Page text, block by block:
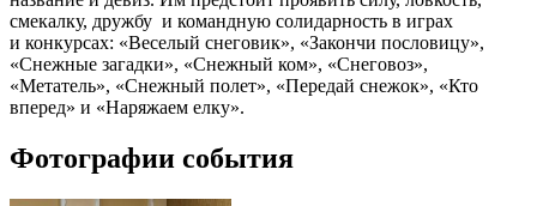
смекалку, дружбу и командную солидарность в играх
и конкурсах: «Веселый снеговик», «Закончи пословицу»,
«Снежные загадки», «Снежный ком», «Снеговоз»,
«Метатель», «Снежный полет», «Передай снежок», «Кто
вперед» и «Наряжаем елку».
Фотографии события